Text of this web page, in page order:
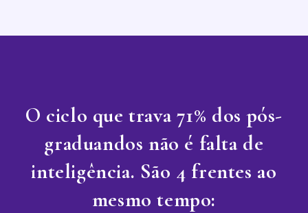
O ciclo que trava 71% dos pós-
graduandos não é falta de
inteligência. São 4 frentes ao
mesmo tempo: